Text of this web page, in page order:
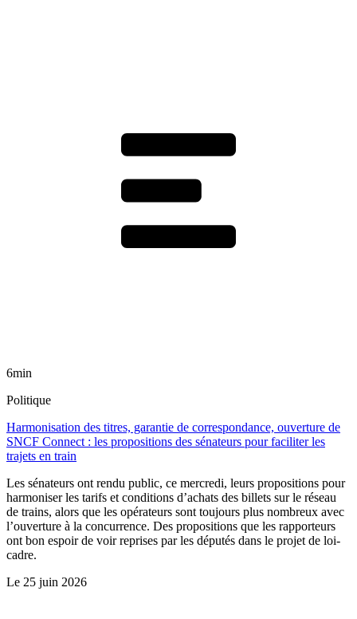
6min
Politique
Harmonisation des titres, garantie de correspondance, ouverture de
SNCF Connect : les propositions des sénateurs pour faciliter les
trajets en train
Les sénateurs ont rendu public, ce mercredi, leurs propositions pour
harmoniser les tarifs et conditions d’achats des billets sur le réseau
de trains, alors que les opérateurs sont toujours plus nombreux avec
l’ouverture à la concurrence. Des propositions que les rapporteurs
ont bon espoir de voir reprises par les députés dans le projet de loi-
cadre.
Le 25 juin 2026